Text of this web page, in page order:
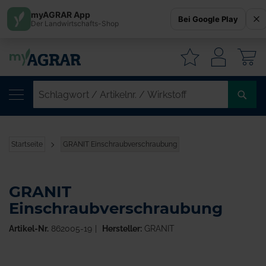
Startseite GRANIT Einschraubverschraubung
GRANIT
Einschraubverschraubung
Artikel-Nr. 862005-19 Hersteller:GRANIT
myAGRAR App
Der Landwirtschafts-Shop Bei Google Play